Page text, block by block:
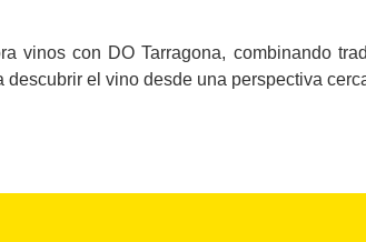
vinos con DO Tarragona, combinando
el vino desde una perspectiva